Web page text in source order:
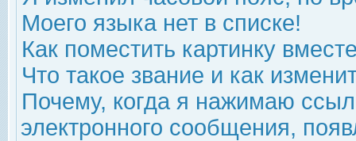
Моего языка нет в списке!
Как поместить картинку
Что такое звание и как
Почему, когда я нажимаю
электронного сообщения,